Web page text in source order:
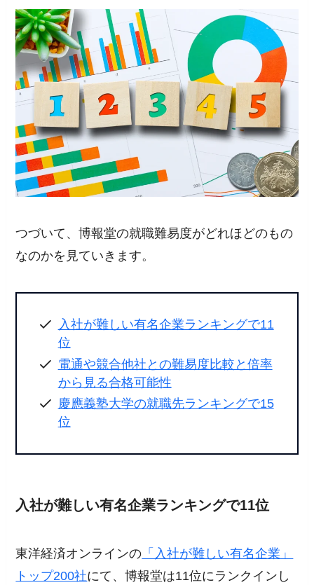
つづいて、博報堂の就職難易度がどれほどのもの
なのかを見ていきます。
入社が難しい有名企業ランキングで11
位
電通や競合他社との難易度比較と倍率
から見る合格可能性
慶應義塾大学の就職先ランキングで15
位
入社が難しい有名企業ランキングで11位
東洋経済オンラインの 「入社が難しい有名企業」
トップ200社にて、博報堂は11位にランクインし